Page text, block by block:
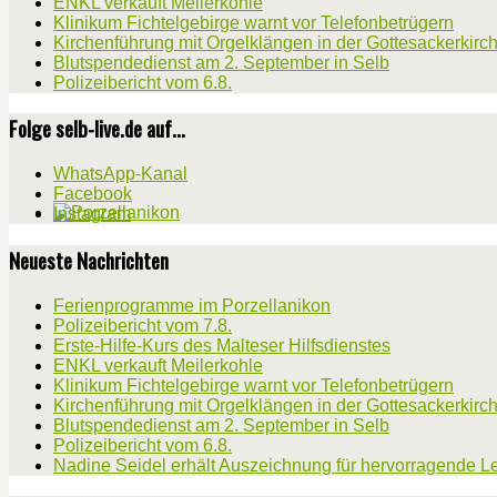
Klinikum Fichtelgebirge warnt vor Telefonbetrügern
Kirchenführung mit Orgelklängen in der
Blutspendedienst am 2. September in Selb
Polizeibericht vom 6.8.
Folge selb-live.de auf...
WhatsApp-Kanal
Facebook
Instagram
Neueste Nachrichten
Ferienprogramme im Porzellanikon
Polizeibericht vom 7.8.
Erste-Hilfe-Kurs des Malteser Hilfsdienstes
ENKL verkauft Meilerkohle
Klinikum Fichtelgebirge warnt vor Telefonbetrügern
Kirchenführung mit Orgelklängen in der
Blutspendedienst am 2. September in Selb
Polizeibericht vom 6.8.
Nadine Seidel erhält Auszeichnung für hervorragende